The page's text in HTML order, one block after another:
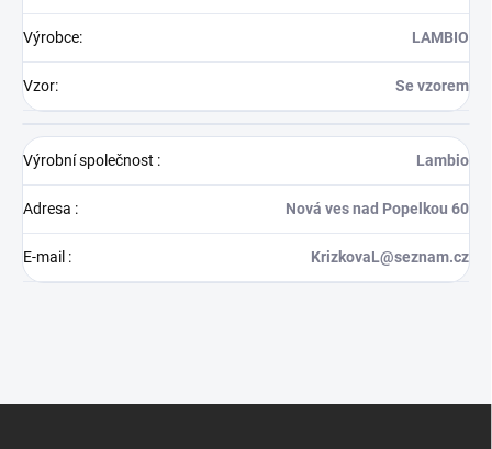
Výrobce: LAMBIO
Vzor: Se vzorem
Výrobní společnost : Lambio
Adresa : Nová ves nad Popelkou 60
E-mail : KrizkovaL@seznam.cz